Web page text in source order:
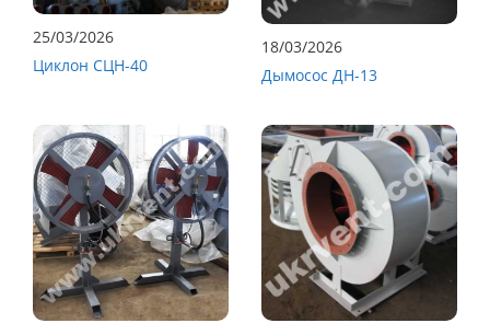
25/03/2026
Циклон СЦН-40
18/03/2026
Дымосос ДН-13